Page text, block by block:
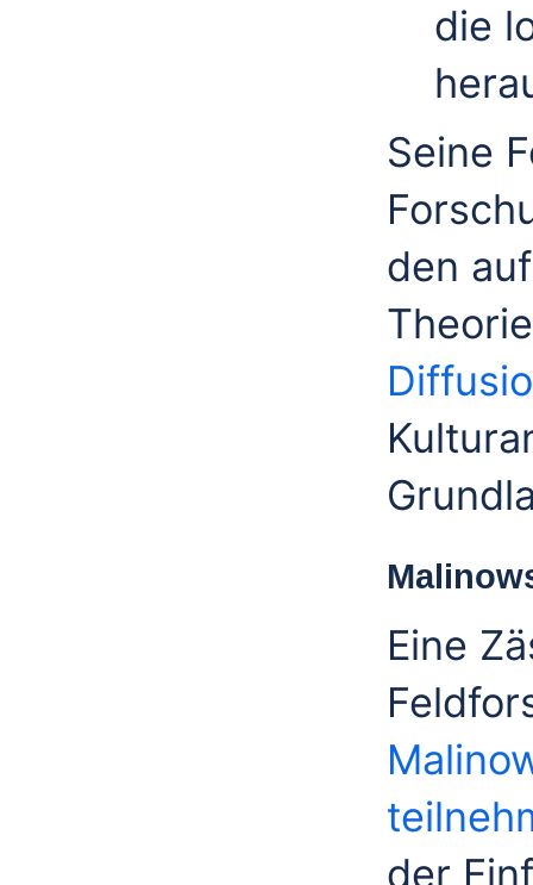
die
Seine
den
Eine
der